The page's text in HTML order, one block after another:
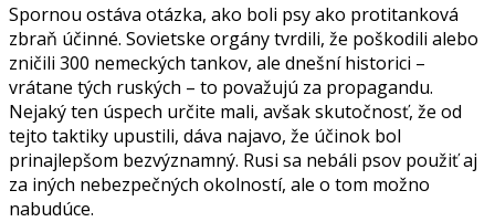
Spornou ostáva otázka, ako boli psy ako protitanková
zbraň účinné. Sovietske orgány tvrdili, že poškodili alebo
zničili 300 nemeckých tankov, ale dnešní historici –
vrátane tých ruských – to považujú za propagandu.
Nejaký ten úspech určite mali, avšak skutočnosť, že od
tejto taktiky upustili, dáva najavo, že účinok bol
prinajlepšom bezvýznamný. Rusi sa nebáli psov použiť aj
za iných nebezpečných okolností, ale o tom možno
nabudúce.